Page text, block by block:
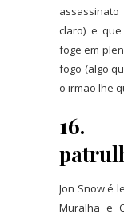
claro) e
foge em
fogo (algo
o irmão lhe
16.
Jon Snow é
Muralha e